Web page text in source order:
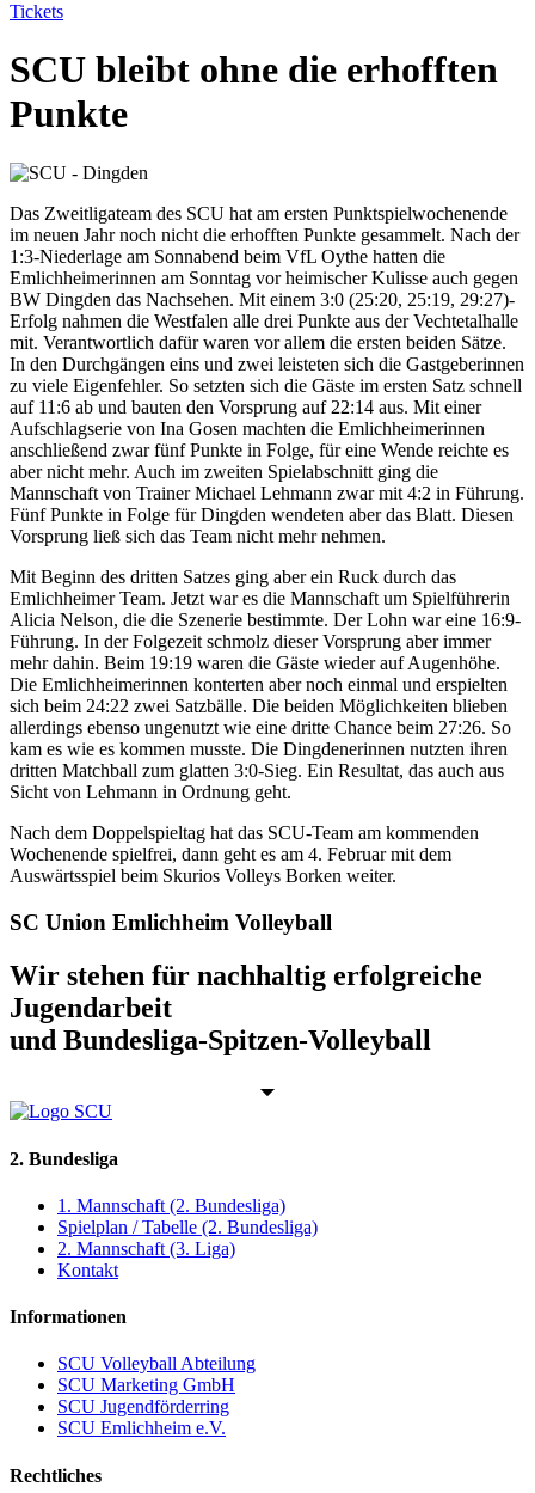
Tickets
SCU bleibt ohne die erhofften
Punkte
Das Zweitligateam des SCU hat am ersten Punktspielwochenende
im neuen Jahr noch nicht die erhofften Punkte gesammelt. Nach der
1:3-Niederlage am Sonnabend beim VfL Oythe hatten die
Emlichheimerinnen am Sonntag vor heimischer Kulisse auch gegen
BW Dingden das Nachsehen. Mit einem 3:0 (25:20, 25:19, 29:27)-
Erfolg nahmen die Westfalen alle drei Punkte aus der Vechtetalhalle
mit. Verantwortlich dafür waren vor allem die ersten beiden Sätze.
In den Durchgängen eins und zwei leisteten sich die Gastgeberinnen
zu viele Eigenfehler. So setzten sich die Gäste im ersten Satz schnell
auf 11:6 ab und bauten den Vorsprung auf 22:14 aus. Mit einer
Aufschlagserie von Ina Gosen machten die Emlichheimerinnen
anschließend zwar fünf Punkte in Folge, für eine Wende reichte es
aber nicht mehr. Auch im zweiten Spielabschnitt ging die
Mannschaft von Trainer Michael Lehmann zwar mit 4:2 in Führung.
Fünf Punkte in Folge für Dingden wendeten aber das Blatt. Diesen
Vorsprung ließ sich das Team nicht mehr nehmen.
Mit Beginn des dritten Satzes ging aber ein Ruck durch das
Emlichheimer Team. Jetzt war es die Mannschaft um Spielführerin
Alicia Nelson, die die Szenerie bestimmte. Der Lohn war eine 16:9-
Führung. In der Folgezeit schmolz dieser Vorsprung aber immer
mehr dahin. Beim 19:19 waren die Gäste wieder auf Augenhöhe.
Die Emlichheimerinnen konterten aber noch einmal und erspielten
sich beim 24:22 zwei Satzbälle. Die beiden Möglichkeiten blieben
allerdings ebenso ungenutzt wie eine dritte Chance beim 27:26. So
kam es wie es kommen musste. Die Dingdenerinnen nutzten ihren
dritten Matchball zum glatten 3:0-Sieg. Ein Resultat, das auch aus
Sicht von Lehmann in Ordnung geht.
Nach dem Doppelspieltag hat das SCU-Team am kommenden
Wochenende spielfrei, dann geht es am 4. Februar mit dem
Auswärtsspiel beim Skurios Volleys Borken weiter.
SC Union Emlichheim Volleyball
Wir stehen für nachhaltig erfolgreiche
Jugendarbeit
und Bundesliga-Spitzen-Volleyball
2. Bundesliga
1. Mannschaft (2. Bundesliga)
Spielplan / Tabelle (2. Bundesliga)
2. Mannschaft (3. Liga)
Kontakt
Informationen
SCU Volleyball Abteilung
SCU Marketing GmbH
SCU Jugendförderring
SCU Emlichheim e.V.
Rechtliches